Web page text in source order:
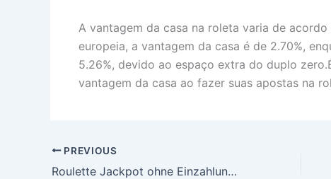
A vantagem da casa na roleta varia de
europeia, a vantagem da casa é de 2.70%,
5.26%, devido ao espaço extra do duplo
vantagem da casa ao fazer suas apostas na
PREVIOUS
Roulette Jackpot ohne Einzahlung: Ein Experte Leitfaden